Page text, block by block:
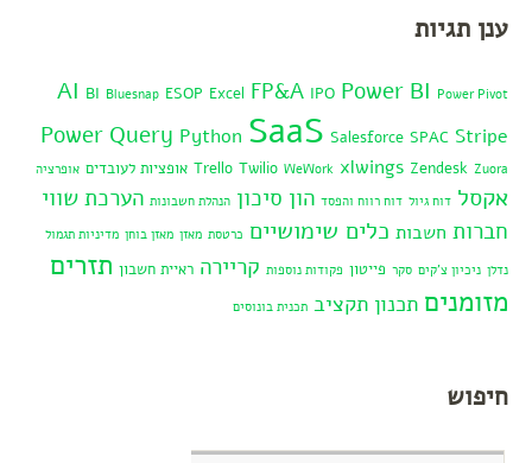
ענן תגיות
AI BI Bluesnap ESOP Excel FP&A IPO Power BI Power Pivot
Power Query Python SaaS Salesforce SPAC Stripe
Trello Twilio WeWork xlwings Zendesk Zuora אופציות לעובדים אופרציה
אקסל דוח גיול דוח רווח והפסד הון סיכון הנהלת חשבונות הערכת שווי
חברות חשבות כלים שימושיים כרטסת מאזן מאזן בוחן מדיניות תגמול
נדלן ניכיון צ'קים סקר פייטון פקודות נוספות קריירה ראיית חשבון תזרים
מזומנים תכנון תקציב תכנית בונוסים
חיפוש